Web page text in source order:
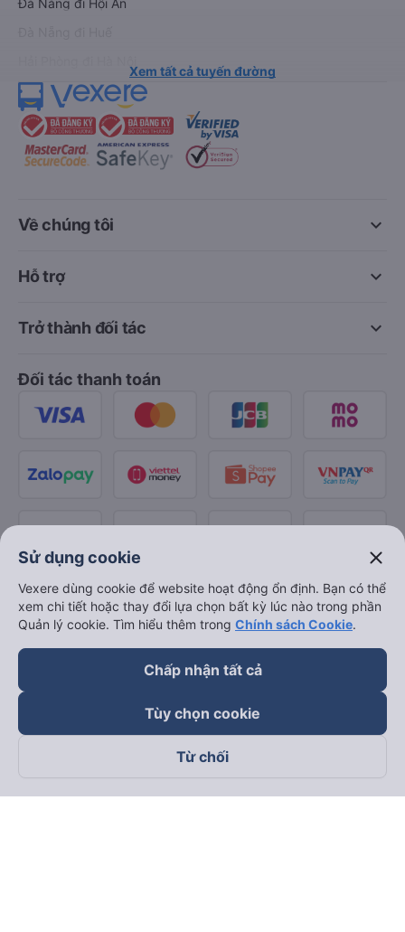
Đà Nẵng đi Hội An
Xem tất cả tuyến đường
keyboard_arrow_down
Về chúng tôi
keyboard_arrow_down
Hỗ trợ
keyboard_arrow_down
Trở thành đối tác
Đối tác thanh toán
Theo dõi chúng tôi trên
Sử dụng cookie close
Vexere dùng cookie để website hoạt động ổn định. Bạn có thể
xem chi tiết hoặc thay đổi lựa chọn bất kỳ lúc nào trong phần
Quản lý cookie. Tìm hiểu thêm trong Chính sách Cookie.
Chấp nhận tất cả
Tùy chọn cookie
Từ chối